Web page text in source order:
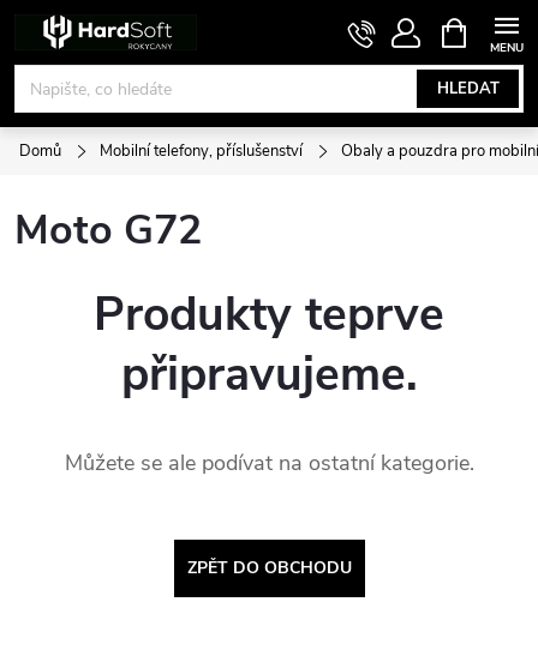
obsah
HLEDAT
NÁKUPNÍ
KOŠÍK
Domů Mobilní telefony, příslušenství Obaly a pouzdra pro
Moto G72
Produkty teprve
připravujeme.
Můžete se ale podívat na ostatní kategorie.
ZPĚT DO OBCHODU